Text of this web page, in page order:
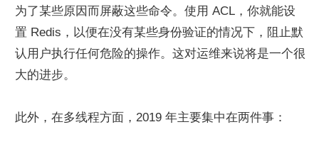
为了某些原因而屏蔽这些命令。使用 ACL，你就能设
置 Redis，以便在没有某些身份验证的情况下，阻止默
认用户执行任何危险的操作。这对运维来说将是一个很
大的进步。
此外，在多线程方面，2019 年主要集中在两件事：